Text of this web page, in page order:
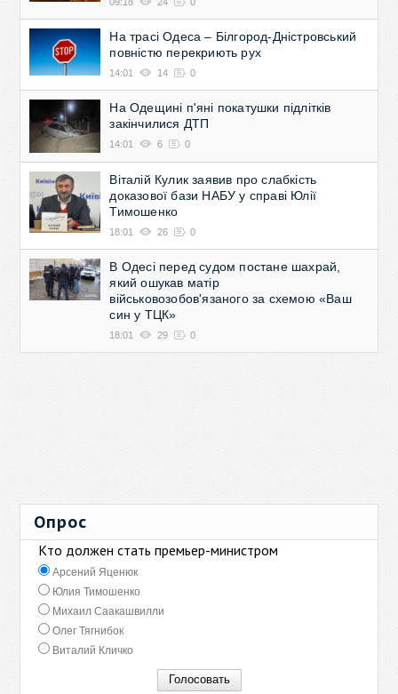
На трасі Одеса – Білгород-Дністровський
повністю перекриють рух
14:01 14 0
На Одещині п'яні покатушки підлітків
закінчилися ДТП
14:01 6 0
Віталій Кулик заявив про слабкість
доказової бази НАБУ у справі Юлії
Тимошенко
18:01 26 0
В Одесі перед судом постане шахрай,
який ошукав матір
військовозобов'язаного за схемою «Ваш
син у ТЦК»
18:01 29 0
Опрос
Кто должен стать премьер-министром
Арсений Яценюк
Юлия Тимошенко
Михаил Саакашвилли
Олег Тягнибок
Виталий Кличко